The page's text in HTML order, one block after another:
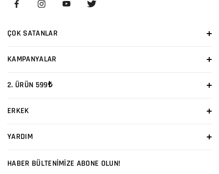
ÇOK SATANLAR
KAMPANYALAR
2. ÜRÜN 599₺
ERKEK
YARDIM
HABER BÜLTENİMİZE ABONE OLUN!